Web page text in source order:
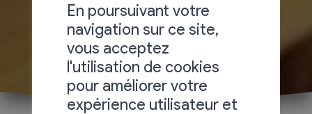
En poursuivant votre
navigation sur ce site,
vous acceptez
l'utilisation de cookies
pour améliorer votre
expérience utilisateur et